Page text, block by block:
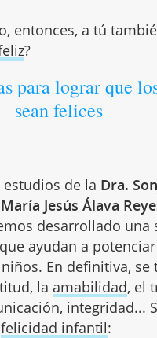
entonces, a tú
?
para lograr que
sean felices
de la Dra.
Jesús Álava
desarrollado una
ayudan a
En definitiva, se
la amabilidad, el
integridad...
felicidad infantil: